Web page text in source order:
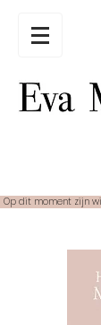
Op dit moment zijn